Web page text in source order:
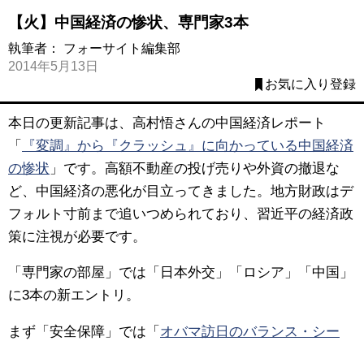
【火】中国経済の惨状、専門家3本
執筆者： フォーサイト編集部
2014年5月13日
お気に入り登録
本日の更新記事は、高村悟さんの中国経済レポート
「
『変調』から『クラッシュ』に向かっている中国経済
の惨状 」です。高額不動産の投げ売りや外資の撤退な
ど、中国経済の悪化が目立ってきました。地方財政はデ
フォルト寸前まで追いつめられており、習近平の経済政
策に注視が必要です。
「専門家の部屋」では「日本外交」「ロシア」「中国」
に3本の新エントリ。
まず「安全保障」では「 オバマ訪日のバランス・シー